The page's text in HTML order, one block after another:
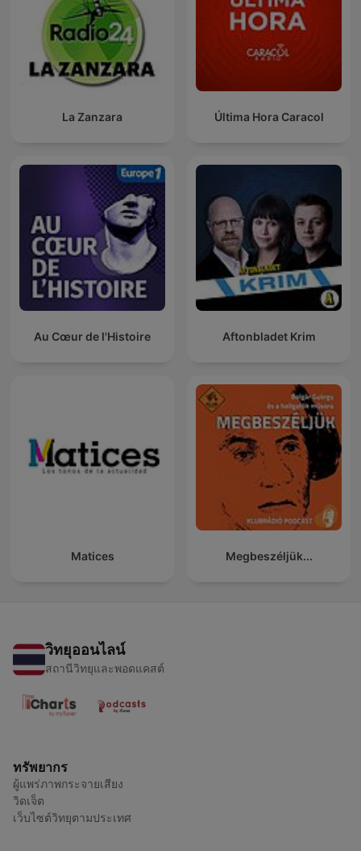
La Zanzara Última Hora Caracol
Au Cœur de l'Histoire Aftonbladet Krim
Matices Megbeszéljük...
วิทยุออนไลน์
สถานีวิทยุและพอดแคสต์
ทรัพยากร
ผู้แพร่ภาพกระจายเสียง
วิดเจ็ต
เว็บไซต์วิทยุตามประเทศ